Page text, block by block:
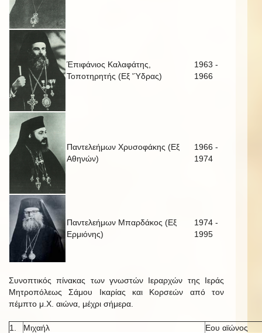
Έπιφάνιος Καλαφάτης,
Τοποτηρητής (Εξ 'Ύδρας)
1963 -
1966
Παντελεήμων Χρυσοφάκης (Εξ
Αθηνών)
1966 -
1974
Παντελεήμων Μπαρδάκος (Εξ
Ερμιόνης)
1974 -
1995
Συνοπτικός πίνακας των γνωστών Ιεραρχών της Ιεράς
Μητροπόλεως Σάμου Ικαρίας και Κορσεών από τον
πέμπτο μ.Χ. αιώνα, μέχρι σήμερα.
1. Μιχαήλ
Εου αϊώνος